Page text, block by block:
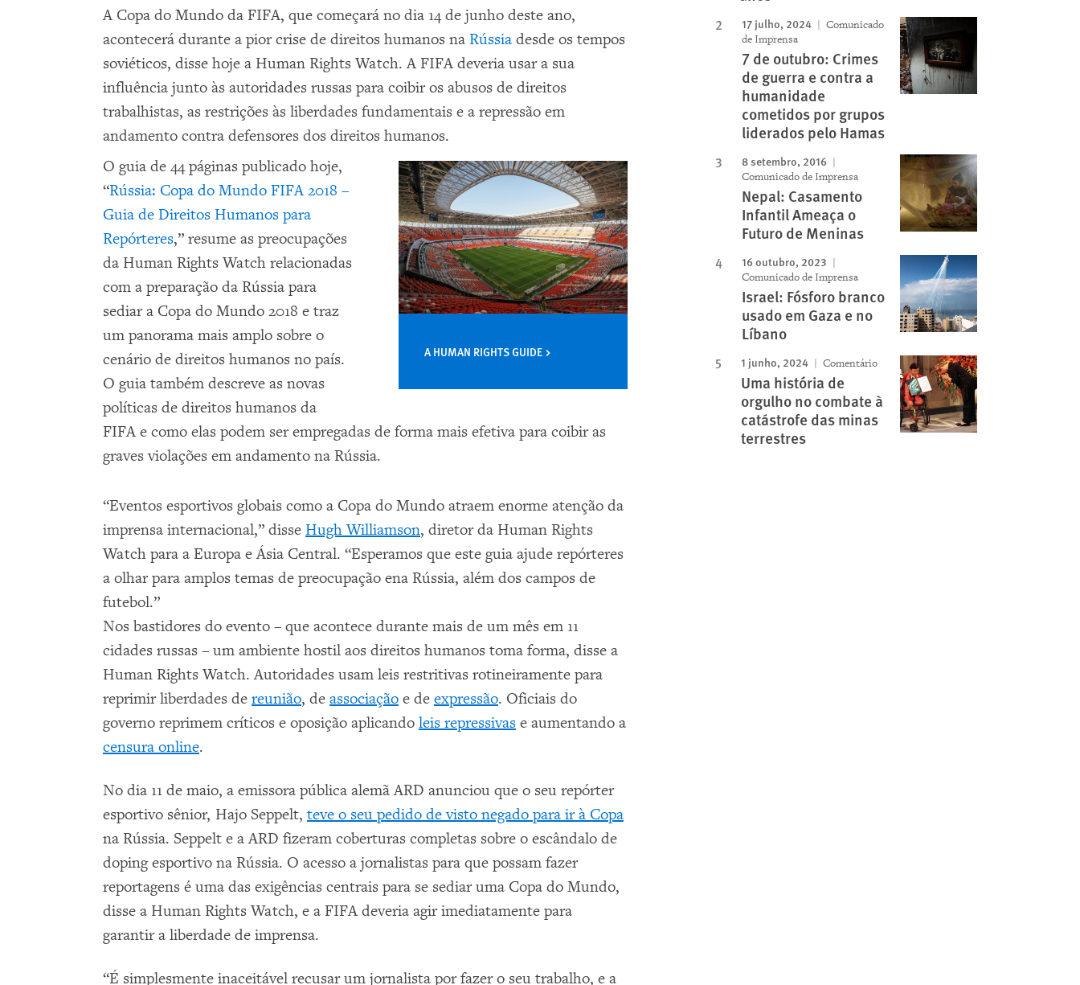
A Copa do Mundo da FIFA, que começará no dia 14 de junho deste ano,
acontecerá durante a pior crise de direitos humanos na Rússia desde os tempos
soviéticos, disse hoje a Human Rights Watch. A FIFA deveria usar a sua
influência junto às autoridades russas para coibir os abusos de direitos
trabalhistas, as restrições às liberdades fundamentais e a repressão em
andamento contra defensores dos direitos humanos.
A HUMAN RIGHTS GUIDE
O guia de 44 páginas publicado hoje,
“Rússia: Copa do Mundo FIFA 2018 –
Guia de Direitos Humanos para
Repórteres,” resume as preocupações
da Human Rights Watch relacionadas
com a preparação da Rússia para
sediar a Copa do Mundo 2018 e traz
um panorama mais amplo sobre o
cenário de direitos humanos no país.
O guia também descreve as novas
políticas de direitos humanos da
FIFA e como elas podem ser empregadas de forma mais efetiva para coibir as
graves violações em andamento na Rússia.
“Eventos esportivos globais como a Copa do Mundo atraem enorme atenção da
imprensa internacional,” disse Hugh Williamson, diretor da Human Rights
Watch para a Europa e Ásia Central. “Esperamos que este guia ajude repórteres
a olhar para amplos temas de preocupação ena Rússia, além dos campos de
futebol.”
Nos bastidores do evento – que acontece durante mais de um mês em 11
cidades russas – um ambiente hostil aos direitos humanos toma forma, disse a
Human Rights Watch. Autoridades usam leis restritivas rotineiramente para
reprimir liberdades de reunião, de associação e de expressão. Oficiais do
governo reprimem críticos e oposição aplicando leis repressivas e aumentando a
censura online.
No dia 11 de maio, a emissora pública alemã ARD anunciou que o seu repórter
esportivo sênior, Hajo Seppelt, teve o seu pedido de visto negado para ir à Copa
na Rússia. Seppelt e a ARD fizeram coberturas completas sobre o escândalo de
doping esportivo na Rússia. O acesso a jornalistas para que possam fazer
reportagens é uma das exigências centrais para se sediar uma Copa do Mundo,
disse a Human Rights Watch, e a FIFA deveria agir imediatamente para
garantir a liberdade de imprensa.
“É simplesmente inaceitável recusar um jornalista por fazer o seu trabalho, e a
17 julho, 2024
Comunicado
de Imprensa
7 de outubro: Crimes
de guerra e contra a
humanidade
cometidos por grupos
liderados pelo Hamas
8 setembro, 2016
Comunicado de Imprensa
Nepal: Casamento
Infantil Ameaça o
Futuro de Meninas
16 outubro, 2023
Comunicado de Imprensa
Israel: Fósforo branco
usado em Gaza e no
Líbano
1 junho, 2024 Comentário
Uma história de
orgulho no combate à
catástrofe das minas
terrestres